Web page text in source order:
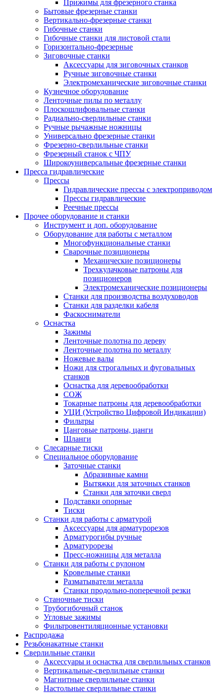
Прижимы для фрезерного станка
Бытовые фрезерные станки
Вертикально-фрезерные станки
Гибочные станки
Гибочные станки для листовой стали
Горизонтально-фрезерные
Зиговочные станки
Аксессуары для зиговочных станков
Ручные зиговочные станки
Электромеханические зиговочные станки
Кузнечное оборудование
Ленточные пилы по металлу
Плоскошлифовальные станки
Радиально-сверлильные станки
Ручные рычажные ножницы
Универсально фрезерные станки
Фрезерно-сверлильные станки
Фрезерный станок с ЧПУ
Широкоуниверсальные фрезерные станки
Пресса гидравлические
Прессы
Гидравлические прессы с электроприводом
Прессы гидравлические
Реечные прессы
Прочее оборудование и станки
Инструмент и доп. оборудование
Оборудование для работы с металлом
Многофункциональные станки
Сварочные позиционеры
Механические позиционеры
Трехкулачковые патроны для
позиционеров
Электромеханические позиционеры
Станки для производства воздуховодов
Станки для разделки кабеля
Фаскосниматели
Оснастка
Зажимы
Ленточные полотна по дереву
Ленточные полотна по металлу
Ножевые валы
Ножи для строгальных и фуговальных
станков
Оснастка для деревообработки
СОЖ
Токарные патроны для деревообработки
УЦИ (Устройство Цифровой Индикации)
Фильтры
Цанговые патроны, цанги
Шланги
Слесарные тиски
Специальное оборудование
Заточные станки
Абразивные камни
Вытяжки для заточных станков
Станки для заточки сверл
Подставки опорные
Тиски
Станки для работы с арматурой
Аксессуары для арматурорезов
Арматурогибы ручные
Арматурорезы
Пресс-ножницы для металла
Станки для работы с рулоном
Кровельные станки
Разматыватели металла
Станки продольно-поперечной резки
Станочные тиски
Трубогибочный станок
Угловые зажимы
Фильтровентиляционные установки
Распродажа
Резьбонакатные станки
Сверлильные станки
Аксессуары и оснастка для сверлильных станков
Вертикальные-сверлильные станки
Магнитные сверлильные станки
Настольные сверлильные станки